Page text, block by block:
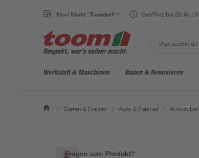
Mein Markt: Troisdorf Geöffnet bis 20:00
Werkstatt & Maschinen Bauen & Renovieren
/ Garten & Freizeit / Auto & Fahrrad /
Fragen zum Produkt?